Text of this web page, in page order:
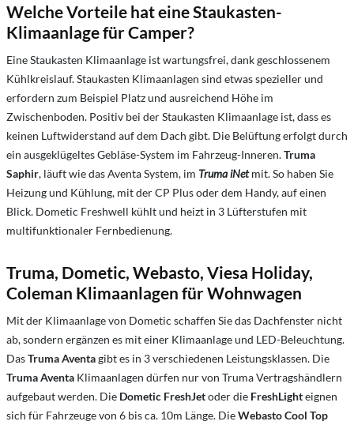
Welche Vorteile hat eine Staukasten-
Klimaanlage für Camper?
Eine Staukasten Klimaanlage ist wartungsfrei, dank geschlossenem
Kühlkreislauf. Staukasten Klimaanlagen sind etwas spezieller und
erfordern zum Beispiel Platz und ausreichend Höhe im
Zwischenboden. Positiv bei der Staukasten Klimaanlage ist, dass es
keinen Luftwiderstand auf dem Dach gibt. Die Belüftung erfolgt durch
ein ausgeklügeltes Gebläse-System im Fahrzeug-Inneren.Truma
Saphir, läuft wie das Aventa System, im Truma iNetmit. So haben Sie
Heizung und Kühlung, mit der CP Plus oder dem Handy, auf einen
Blick. Dometic Freshwell kühlt und heizt in 3 Lüfterstufen mit
multifunktionaler Fernbedienung.
Truma, Dometic, Webasto, Viesa Holiday,
Coleman Klimaanlagen für Wohnwagen
Mit der Klimaanlage von Dometic schaffen Sie das Dachfenster nicht
ab, sondern ergänzen es mit einer Klimaanlage und LED-Beleuchtung.
DasTruma Aventagibt es in 3 verschiedenen Leistungsklassen. Die
Truma Aventa Klimaanlagen dürfen nur von Truma Vertragshändlern
aufgebaut werden. Die Dometic FreshJetoder die FreshLighteignen
sich für Fahrzeuge von 6 bis ca. 10m Länge. DieWebasto Cool Top